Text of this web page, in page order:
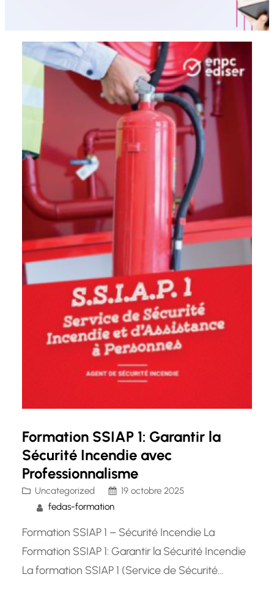
Formation SSIAP 1: Garantir la
Sécurité Incendie avec
Professionnalisme
Uncategorized
19 octobre 2025
fedas-formation
Formation SSIAP 1 – Sécurité Incendie La
Formation SSIAP 1: Garantir la Sécurité Incendie
La formation SSIAP 1 (Service de Sécurité